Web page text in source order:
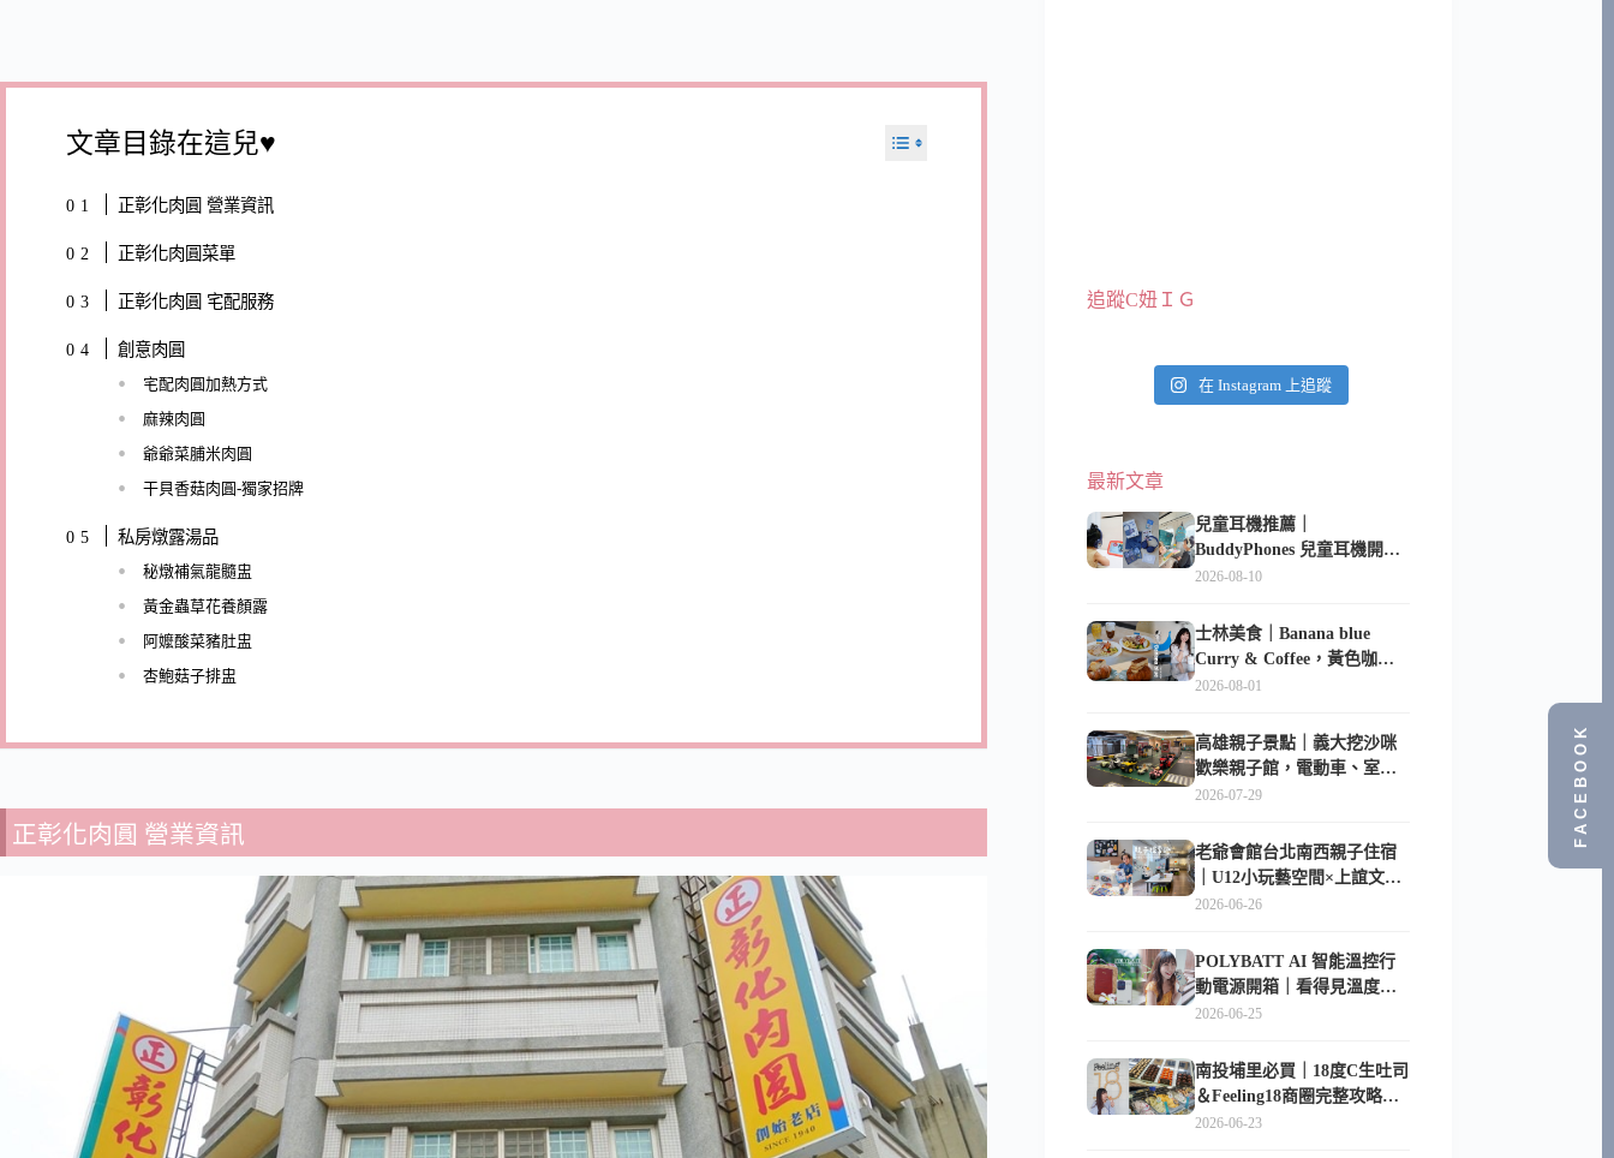
文章目錄在這兒♥
正彰化肉圓 營業資訊
正彰化肉圓菜單
正彰化肉圓 宅配服務
創意肉圓
宅配肉圓加熱方式
麻辣肉圓
爺爺菜脯米肉圓
干貝香菇肉圓-獨家招牌
私房燉露湯品
秘燉補氣龍髓盅
黃金蟲草花養顏露
阿嬤酸菜豬肚盅
杏鮑菇子排盅
正彰化肉圓 營業資訊
追蹤C妞ＩＧ
在 Instagram 上追蹤
最新文章
兒童耳機推薦｜
BuddyPhones 兒童耳機開
箱：Cosmos FUN、
量、學習模式實測
2026-08-10
士林美食｜Banana blue
Curry & Coffee，黃色咖啡
廳裡的創意咖哩與香蕉甜點
2026-08-01
高雄親子景點｜義大挖沙咪
歡樂親子館，電動車、室內
沙坑、互動球池一票玩到底
2026-07-29
老爺會館台北南西親子住宿
｜U12小玩藝空間×上誼文
化，暑假帶孩子這樣玩
2026-06-26
POLYBATT AI 智能溫控行
動電源開箱｜看得見溫度與
電量，外出更安心的
2026-06-25
南投埔里必買｜18度C生吐司
＆Feeling18商圈完整攻略，
在地人帶路這樣逛
2026-06-23
FACEBOOK